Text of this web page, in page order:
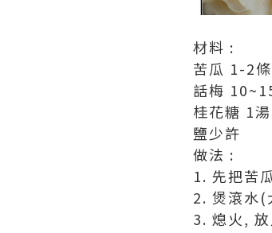
材料 :
苦瓜 1-2
話梅
桂花糖 1
鹽少許
做法 :
1. 先把苦
2. 煲滾水(
3. 熄火,